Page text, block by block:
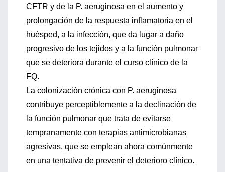
CFTR y de la P. aeruginosa en el aumento y
prolongación de la respuesta inflamatoria en el
huésped, a la infección, que da lugar a daño
progresivo de los tejidos y a la función pulmonar
que se deteriora durante el curso clínico de la
FQ.
La colonización crónica con P. aeruginosa
contribuye perceptiblemente a la declinación de
la función pulmonar que trata de evitarse
tempranamente con terapias antimicrobianas
agresivas, que se emplean ahora comúnmente
en una tentativa de prevenir el deterioro clínico.